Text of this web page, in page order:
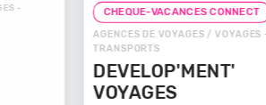
- CHEQUE-VACANCES CONNECT
AGENCES DE VOYAGES / VOYAGES -
TRANSPORTS
DEVELOP'MENT'
VOYAGES